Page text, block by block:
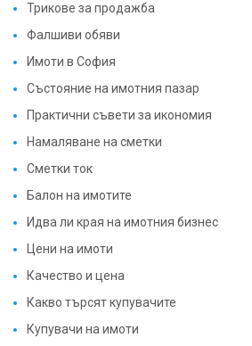
Трикове за продажба
Фалшиви обяви
Имоти в София
Състояние на имотния пазар
Практични съвети за икономия
Намаляване на сметки
Сметки ток
Балон на имотите
Идва ли края на имотния бизнес
Цени на имоти
Качество и цена
Какво търсят купувачите
Купувачи на имоти